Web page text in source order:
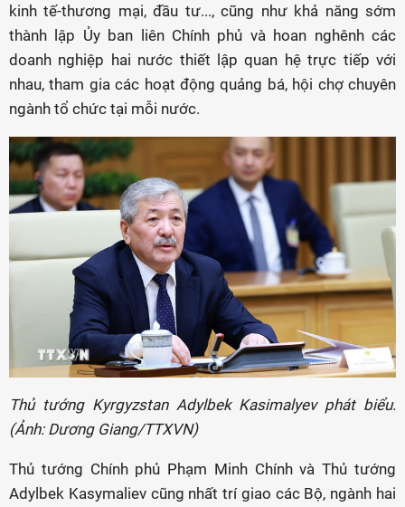
kinh tế-thương mại, đầu tư..., cũng như khả năng sớm
thành lập Ủy ban liên Chính phủ và hoan nghênh các
doanh nghiệp hai nước thiết lập quan hệ trực tiếp với
nhau, tham gia các hoạt động quảng bá, hội chợ chuyên
ngành tổ chức tại mỗi nước.
Thủ tướng Kyrgyzstan Adylbek Kasimalyev phát biểu.
(Ảnh: Dương Giang/TTXVN)
Thủ tướng Chính phủ Phạm Minh Chính và Thủ tướng
Adylbek Kasymaliev cũng nhất trí giao các Bộ, ngành hai